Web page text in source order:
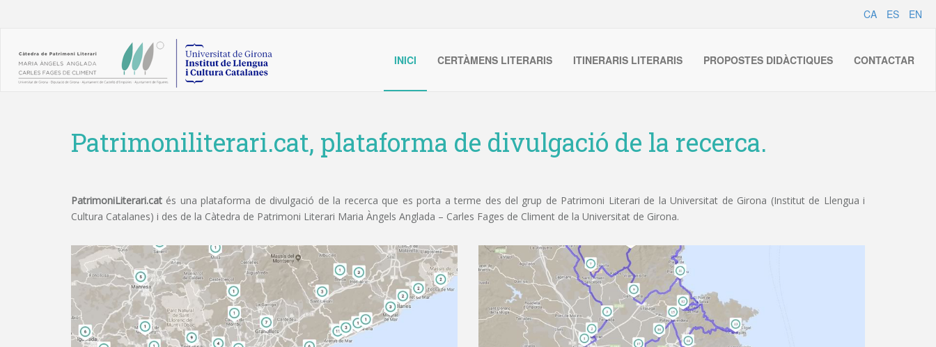
CA ES EN
INICI CERTÀMENS LITERARIS ITINERARIS LITERARIS PROPOSTES DIDÀCTIQUES CONTACTAR
Patrimoniliterari.cat, plataforma de divulgació de la recerca.
PatrimoniLiterari.cat és una plataforma de divulgació de la recerca que es porta a terme des del grup de Patrimoni Literari de la Universitat de Girona (Institut de Llengua i
Cultura Catalanes) i des de la Càtedra de Patrimoni Literari Maria Àngels Anglada – Carles Fages de Climent de la Universitat de Girona.